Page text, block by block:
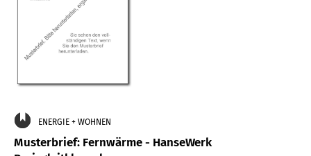
ENERGIE + WOHNEN
Musterbrief: Fernwärme - HanseWerk